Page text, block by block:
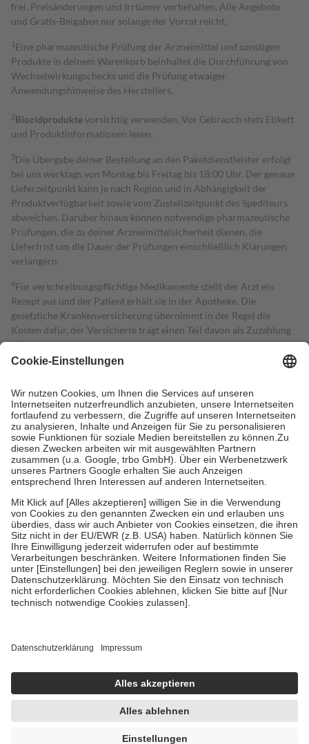
frei. Preisänderungen und Irrtümer vorbehalten. Alle Angebote
und Gratis-Beigaben nur solange der Vorrat reicht.
1 Eine pharmazeutische Prüfung der Arzneimittel und sonstigen
Produkte in deinem Warenkorb beinhaltet die Durchführung von
Wechselwirkungschecks und die Prüfung etwaiger
Anwendungshinweise des Herstellers.
2Biozidproduktevorsichtig verwenden. Vor Gebrauch stets Etikett
und Produktinformationen lesen.
3Die Übergabe deiner Bestellung an den Paketdienstleister erfolgt
bei uns werktags von Montag bis Freitag bis 18:00 Uhr. Der genaue
Lieferzeitpunkt kann je nach Region und in Abhängigkeit der
Produktverfügbarkeit sowie vom Zustellzeitpunkt des Spediteurs
abweichen. Darüber hinaus können notwendige pharmazeutische
Prüfungen, die zu deiner Arzneimittelsicherheit dienen, die
Lieferfrist um die Dauer der Prüfungen einschließlich Klärungen
verlängern.
4Für verschreibungspflichtige Medikamente stellt der Arzt ein
Rezept aus und der Patient erhält sie in der Apotheke. Die
gesetzliche Krankenversicherung übernimmt in der Regel die
Kosten dafür, der Versicherte trägt einen Teil davon als Zuzahlung
mit.
Grundsätzlich leisten Mitglieder Zuzahlungen in Höhe von zehn
höchstens zehn Euro.
Es sind jedoch nie mehr als die tatsächlichen
Kosten der Leistung zu entrichten.
Diese Regeln gelten grundsätzlich auch für Online-Apotheken.
Bei Heilmitteln und häuslicher Krankenpflege beträgt die
Zuzahlung zehn Prozent der Kosten sowie zehn Euro je
Verordnung.
Um das Engagement der Versicherten für ihre eigene Gesundheit zu
stärken und die besondere Stellung der Familie zu unterstützen,
fallenkeine Zuzahlungenan bei:
• Kindern und Jugendlichen bis zum vollendeten 18. Lebensjahr
mit Ausnahme der Fahrkosten
• Untersuchungen zur Vorsorge und Früherkennung, die von der
GKV getragen werden
• empfohlenen Schutzimpfungen
• Harn- und Blutteststreifen
getroffen, um sicherzustellen, dass es sich um echte Bewertungen
https://help.etrusted.com/hc/de/articles/4419944605341
Einige Bilder und Inhalte wurden unter Zuhilfenahme künstlicher